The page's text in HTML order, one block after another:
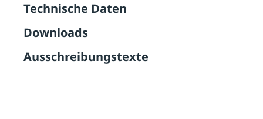
Technische Daten
Downloads
Ausschreibungstexte